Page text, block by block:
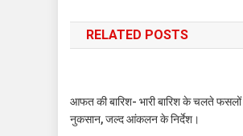
navigation
RELATED POSTS
आफत की बारिश- भारी बारिश के चलते फसलों
नुकसान, जल्द आंकलन के निर्देश।